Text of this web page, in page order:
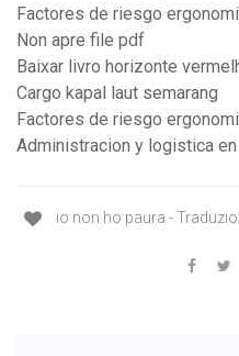
Factores de riesgo
Non apre file pdf
Baixar livro horizonte
Cargo kapal laut semarang
Factores de riesgo
Administracion y logistica
io non ho paura -